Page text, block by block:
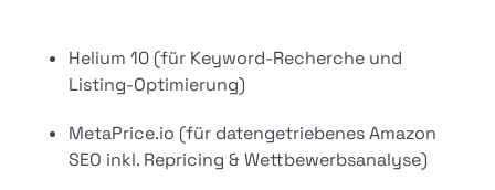
Helium 10 (für Keyword-Recherche und
Listing-Optimierung)
MetaPrice.io (für datengetriebenes Amazon
SEO inkl. Repricing & Wettbewerbsanalyse)